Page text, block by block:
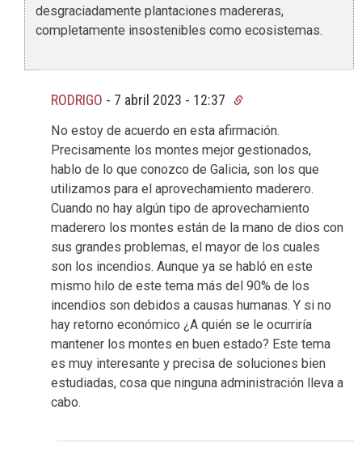
desgraciadamente plantaciones madereras,
completamente insostenibles como ecosistemas.
RODRIGO - 7 abril 2023 - 12:37
No estoy de acuerdo en esta afirmación.
Precisamente los montes mejor gestionados,
hablo de lo que conozco de Galicia, son los que
utilizamos para el aprovechamiento maderero.
Cuando no hay algún tipo de aprovechamiento
maderero los montes están de la mano de dios con
sus grandes problemas, el mayor de los cuales
son los incendios. Aunque ya se habló en este
mismo hilo de este tema más del 90% de los
incendios son debidos a causas humanas. Y si no
hay retorno económico ¿A quién se le ocurriría
mantener los montes en buen estado? Este tema
es muy interesante y precisa de soluciones bien
estudiadas, cosa que ninguna administración lleva a
cabo.